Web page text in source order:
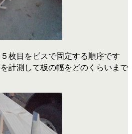
枚目をビスで固定する順序です
計測して板の幅をどのくらいまで